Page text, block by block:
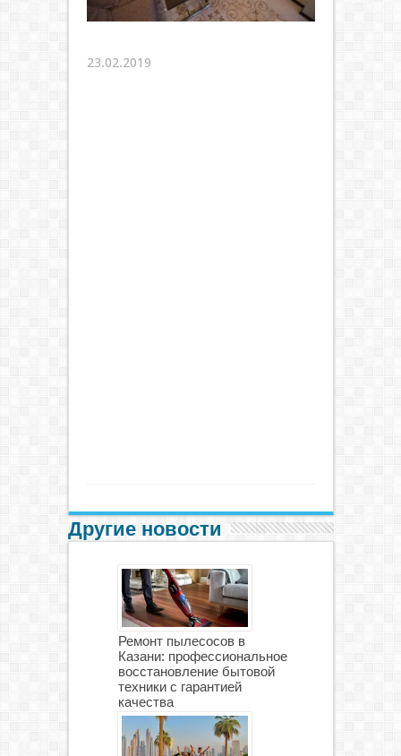
23.02.2019
Другие новости
Ремонт пылесосов в
Казани: профессиональное
восстановление бытовой
техники с гарантией
качества